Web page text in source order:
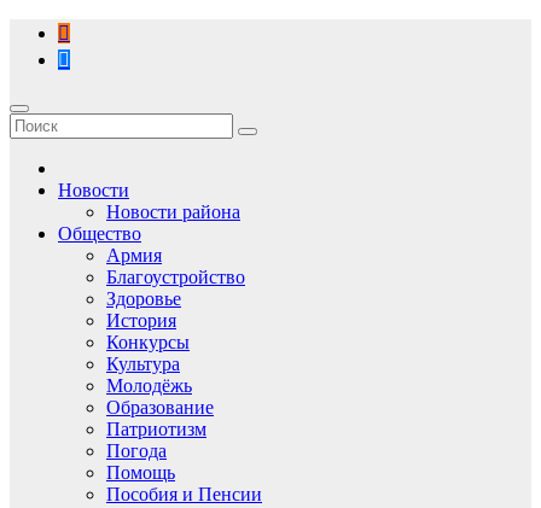
Перейти
содержимому
Новости
Новости района
Общество
Армия
Благоустройство
Здоровье
История
Конкурсы
Культура
Молодёжь
Образование
Патриотизм
Погода
Помощь
Пособия и Пенсии